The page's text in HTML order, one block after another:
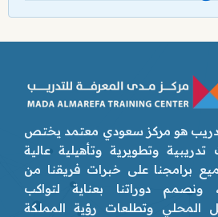
هو مركز سعودي معتمد يختص
وتطويرية وتأهيلية عالية
برامجنا على خبرات فريقنا من
ونصمم دوراتنا بعناية لتواكب
المحلي وتطلعات رؤية المملكة